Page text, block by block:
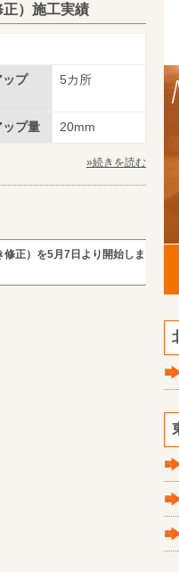
）施工実績
ップ
5カ所
ップ量 20mm
»続きを読む
正）を5月7日より開始しま